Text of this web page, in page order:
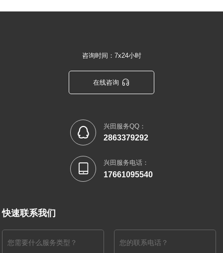
咨询时间：7x24小时
在线咨询 
 兴田服务QQ：
2863379292
 兴田服务电话：
17661095540
快速联系我们